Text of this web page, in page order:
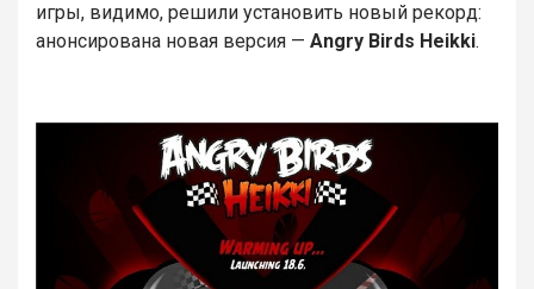
игры, видимо, решили установить новый рекорд:
анонсирована новая версия — Angry Birds Heikki.